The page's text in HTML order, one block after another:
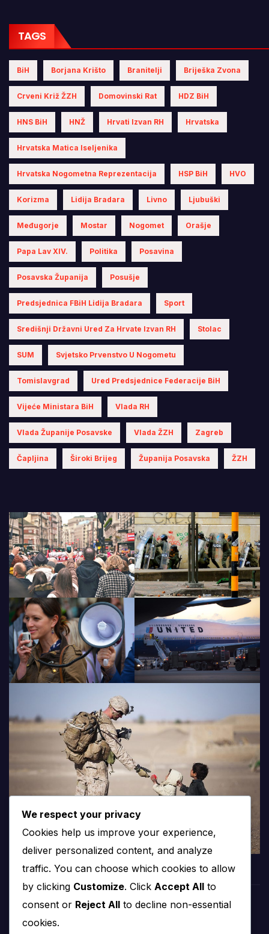
TAGS
BiH Borjana Krišto Branitelji Briješka Zvona
Crveni Križ ŽZH Domovinski Rat HDZ BiH
HNS BiH HNŽ Hrvati Izvan RH Hrvatska
Hrvatska Matica Iseljenika
Hrvatska Nogometna Reprezentacija HSP BiH HVO
Korizma Lidija Bradara Livno Ljubuški
Međugorje Mostar Nogomet Orašje
Papa Lav XIV. Politika Posavina
Posavska Županija Posušje
Predsjednica FBiH Lidija Bradara Sport
Središnji Državni Ured Za Hrvate Izvan RH Stolac
SUM Svjetsko Prvenstvo U Nogometu
Tomislavgrad Ured Predsjednice Federacije BiH
Vijeće Ministara BiH Vlada RH
Vlada Županije Posavske Vlada ŽZH Zagreb
Čapljina Široki Brijeg Županija Posavska ŽZH
We respect your privacy
Cookies help us improve your experience,
deliver personalized content, and analyze
traffic. You can choose which cookies to allow
by clicking Customize. Click Accept All to
consent or Reject All to decline non-essential
cookies.